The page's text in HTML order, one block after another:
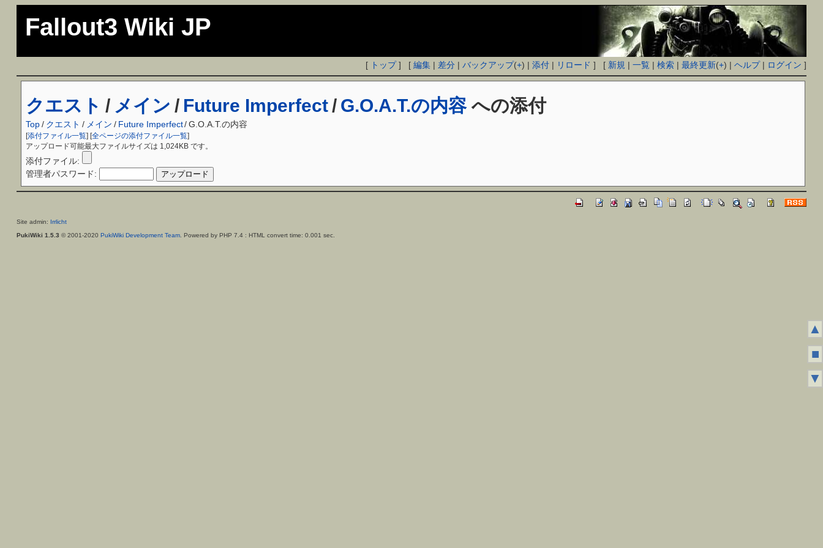
Fallout3 Wiki JP
[ トップ] [編集 | 差分 |バックアップ(+) |添付 | リロード ] [ 新規 |一覧 |検索 |最終更新(+) |ヘルプ| ログイン ]
クエスト / メイン / Future Imperfect / G.O.A.T.の内容への添付
Top/ クエスト / メイン / Future Imperfect/ G.O.A.T.の内容
[添付ファイル一覧] [全ページの添付ファイル一覧]
アップロード可能最大ファイルサイズは 1,024KB です。
添付ファイル:
管理者パスワード:
Site admin: Irrlicht
PukiWiki 1.5.3 © 2001-2020 PukiWiki Development Team. Powered by PHP 7.4 : HTML convert time: 0.001 sec.
▲
■
▼